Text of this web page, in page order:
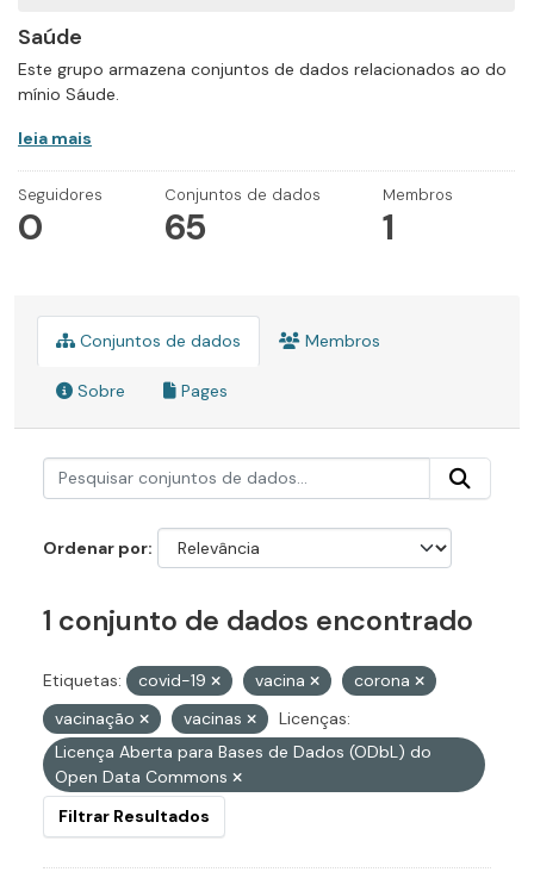
Saúde
Este grupo armazena conjuntos de dados relacionados ao do
mínio Sáude.
leia mais
Seguidores
0
Conjuntos de dados
65
Membros
1
Conjuntos de dados Membros
Sobre Pages
Ordenar por
1 conjunto de dados encontrado
Etiquetas: covid-19 vacina
corona
vacinação
vacinas
Licenças:
Licença Aberta para Bases de Dados (ODbL) do
Open Data Commons
Filtrar Resultados